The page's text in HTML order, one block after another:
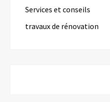
Services et conseils
travaux de rénovation